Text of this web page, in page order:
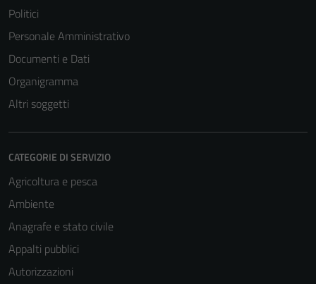
Politici
Personale Amministrativo
Documenti e Dati
Organigramma
Altri soggetti
CATEGORIE DI SERVIZIO
Agricoltura e pesca
Ambiente
Anagrafe e stato civile
Appalti pubblici
Autorizzazioni